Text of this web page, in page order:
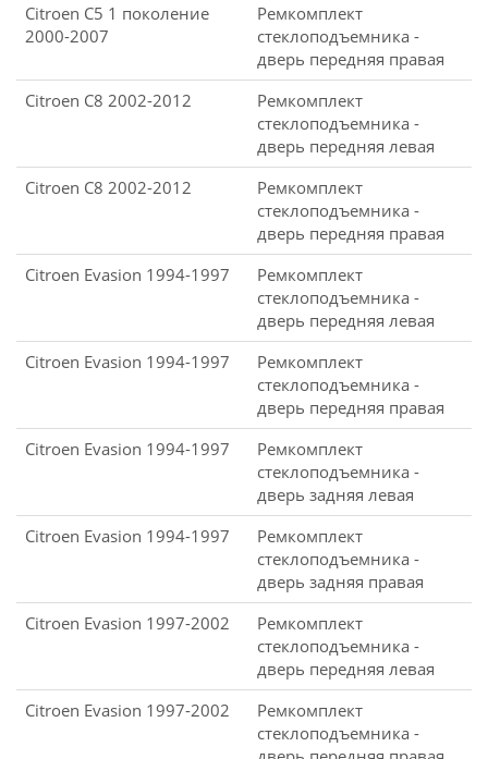
Citroen C5 1 поколение
2000-2007
Ремкомплект
стеклоподъемника -
дверь передняя правая
Citroen C8 2002-2012
Ремкомплект
стеклоподъемника -
дверь передняя левая
Citroen C8 2002-2012
Ремкомплект
стеклоподъемника -
дверь передняя правая
Citroen Evasion 1994-1997
Ремкомплект
стеклоподъемника -
дверь передняя левая
Citroen Evasion 1994-1997
Ремкомплект
стеклоподъемника -
дверь передняя правая
Citroen Evasion 1994-1997
Ремкомплект
стеклоподъемника -
дверь задняя левая
Citroen Evasion 1994-1997
Ремкомплект
стеклоподъемника -
дверь задняя правая
Citroen Evasion 1997-2002
Ремкомплект
стеклоподъемника -
дверь передняя левая
Citroen Evasion 1997-2002
Ремкомплект
стеклоподъемника -